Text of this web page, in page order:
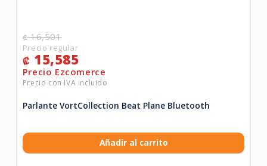
₡16,501
₡ 15,585
Parlante VortCollection Beat Plane Bluetooth
Añadir al carrito